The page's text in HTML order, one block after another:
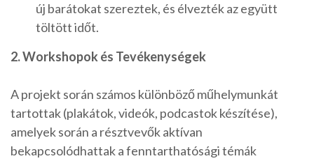
új barátokat szereztek, és élvezték az együtt
töltött időt.
2. Workshopok és Tevékenységek
A projekt során számos különböző műhelymunkát
tartottak (plakátok, videók, podcastok készítése),
amelyek során a résztvevők aktívan
bekapcsolódhattak a fenntarthatósági témák